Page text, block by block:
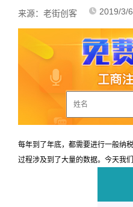
来源：老街创客 2019/3/
每年到了年底，都需要进行一般纳
过程涉及到了大量的数据。今天我